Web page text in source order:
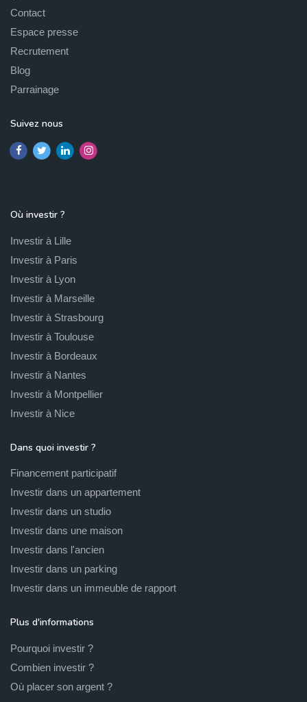
Contact
Espace presse
Recrutement
Blog
Parrainage
Suivez nous
Où investir ?
Investir à Lille
Investir à Paris
Investir à Lyon
Investir à Marseille
Investir à Strasbourg
Investir à Toulouse
Investir à Bordeaux
Investir à Nantes
Investir à Montpellier
Investir à Nice
Dans quoi investir ?
Financement participatif
Investir dans un appartement
Investir dans un studio
Investir dans une maison
Investir dans l'ancien
Investir dans un parking
Investir dans un immeuble de rapport
Plus d'informations
Pourquoi investir ?
Combien investir ?
Où placer son argent ?